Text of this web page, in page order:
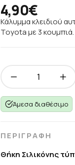
4,90€
Κάλυμμα κλειδιού
Toyota με 3
Άμεσα διαθέσιμο
ΠΕΡΙΓΡΑΦΗ
Θήκη Σιλικόνης